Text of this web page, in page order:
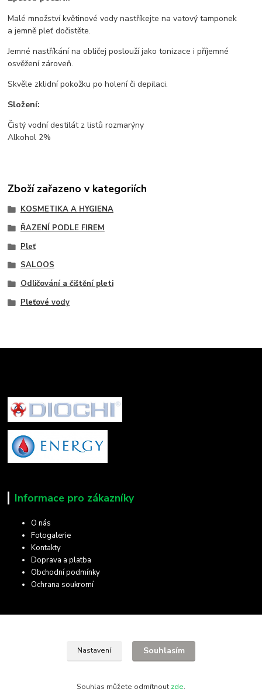
Malé množství květinové vody nastříkejte na vatový tamponek
a jemně pleť dočistěte.
Jemné nastříkání na obličej poslouží jako tonizace i příjemné
osvěžení zároveň.
Skvěle zklidní pokožku po holení či depilaci.
Složení:
Čistý vodní destilát z listů rozmarýny
Alkohol 2%
Zboží zařazeno v kategoriích
KOSMETIKA A HYGIENA
ŘAZENÍ PODLE FIREM
Pleť
SALOOS
Odličování a čištění pleti
Pleťové vody
Informace pro zákazníky
O nás
Fotogalerie
Kontakty
Doprava a platba
Obchodní podmínky
Ochrana soukromí
Olomouc, 772 00
Nastavení Souhlasím
Souhlas můžete odmítnout zde.